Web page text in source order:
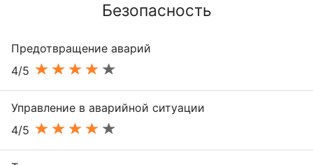
Безопасность
Предотвращение аварий
4/5
Управление в аварийной ситуации
4/5